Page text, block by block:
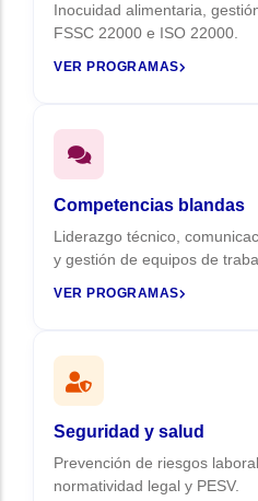
Inocuidad alimentaria,
FSSC 22000 e ISO 22000.
VER PROGRAMAS
Competencias blandas
Liderazgo técnico,
y gestión de equipos de
VER PROGRAMAS
Seguridad y salud
Prevención de riesgos
normatividad legal y PESV.